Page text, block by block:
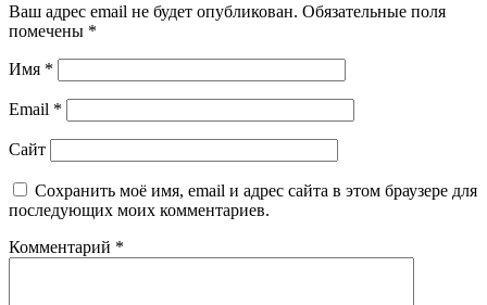
Ваш адрес email не будет опубликован. Обязательные поля
помечены *
Имя *
Email *
Сайт
Сохранить моё имя, email и адрес сайта в этом браузере для
последующих моих комментариев.
Комментарий *